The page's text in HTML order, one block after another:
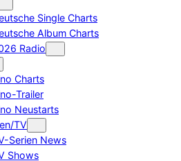
Single Charts
Album Charts
Radio
Charts
Trailer
Neustarts
TV
Serien News
Shows